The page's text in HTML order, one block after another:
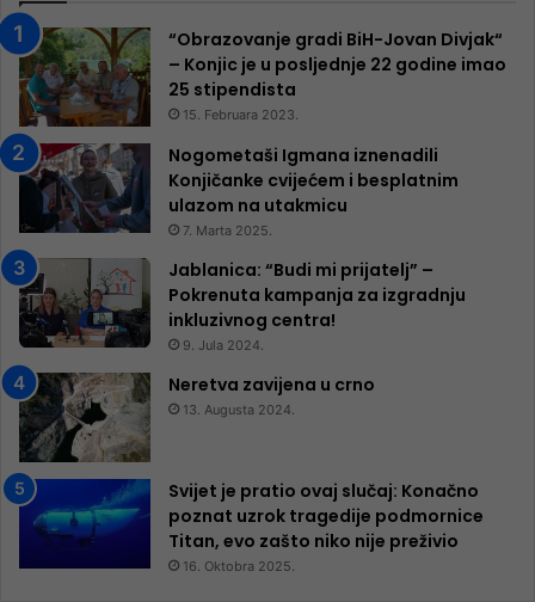
“Obrazovanje gradi BiH-Jovan Divjak“
– Konjic je u posljednje 22 godine imao
25 ​​stipendista
15. Februara 2023.
Nogometaši Igmana iznenadili
Konjičanke cvijećem i besplatnim
ulazom na utakmicu
7. Marta 2025.
Jablanica: “Budi mi prijatelj” –
Pokrenuta kampanja za izgradnju
inkluzivnog centra!
9. Jula 2024.
Neretva zavijena u crno
13. Augusta 2024.
Svijet je pratio ovaj slučaj: Konačno
poznat uzrok tragedije podmornice
Titan, evo zašto niko nije preživio
16. Oktobra 2025.